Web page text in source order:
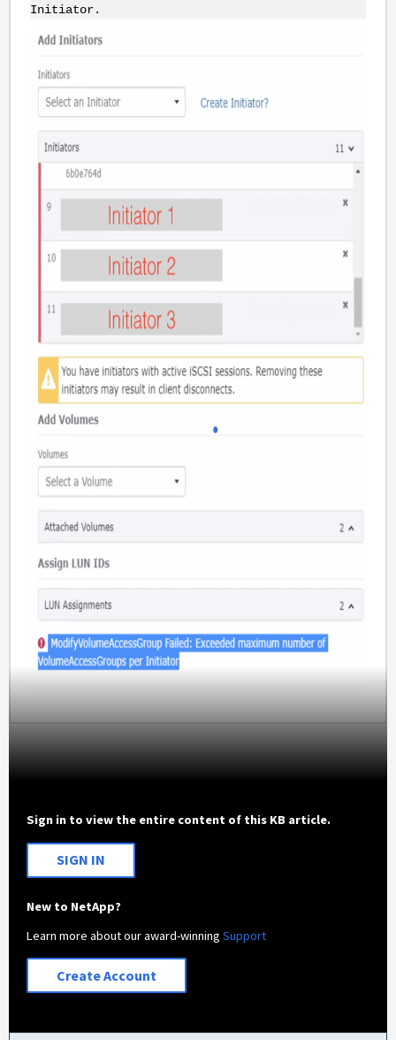
Initiator.
Sign in to view the entire content of this KB article.
SIGN IN
New to NetApp?
Learn more about our award-winningSupport
Create Account